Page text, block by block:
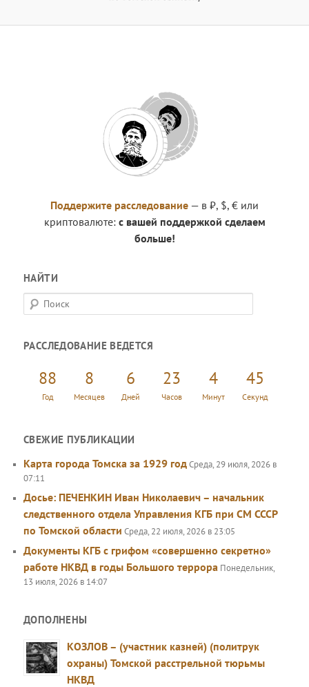
Поддержите расследование — в ₽, $, € или
криптовалюте: с вашей поддержкой сделаем
больше!
НАЙТИ
П
о
с
РАССЛЕДОВАНИЕ ВЕДЕТСЯ
88
Год
8
Месяцев
6
Дней
23
Часов
4
Минут
46
Секунд
СВЕЖИЕ ПУБЛИКАЦИИ
Карта города Томска за 1929 годСреда, 29 июля, 2026 в
07:11
Досье: ПЕЧЕНКИН Иван Николаевич – начальник
следственного отдела Управления КГБ при СМ СССР
по Томской области Среда, 22 июля, 2026 в 23:05
Документы КГБ с грифом «совершенно секретно»
работе НКВД в годы Большого террора Понедельник,
13 июля, 2026 в 14:07
ДОПОЛНЕНЫ
КОЗЛОВ – (участник казней) (политрук
охраны) Томской расстрельной тюрьмы
НКВД